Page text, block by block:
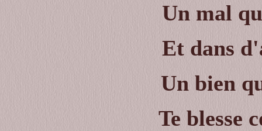
Un mal
Et dans
Un bien
Te blesse